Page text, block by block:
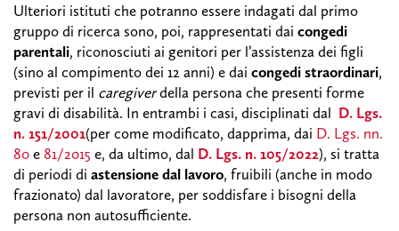
Ulteriori istituti che potranno essere indagati dal primo
gruppo di ricerca sono, poi, rappresentati dai congedi
parentali, riconosciuti ai genitori per l’assistenza dei figli
(sino al compimento dei 12 anni) e dai congedi straordinari,
previsti per il caregiverdella persona che presenti forme
gravi di disabilità. In entrambi i casi, disciplinati dal D. Lgs.
n. 151/2001(per come modificato, dapprima, dai D. Lgs. nn.
80 e 81/2015 e, da ultimo, dal D. Lgs. n. 105/2022), si tratta
di periodi di astensione dal lavoro, fruibili (anche in modo
frazionato) dal lavoratore, per soddisfare i bisogni della
persona non autosufficiente.